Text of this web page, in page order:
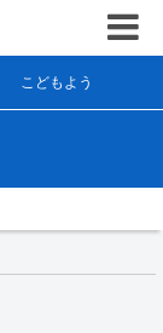
こどもよう